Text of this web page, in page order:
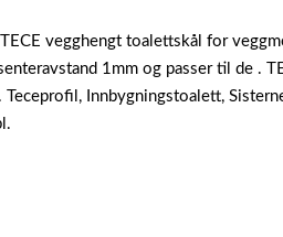
vegghengt toalettskål for
1mm og passer til de .
Innbygningstoalett,